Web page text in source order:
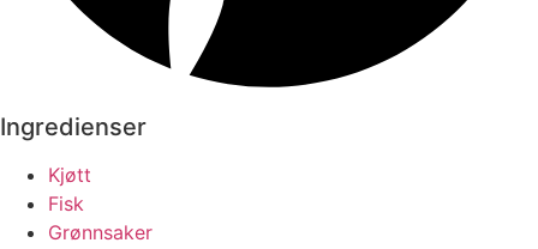
Ingredienser
Kjøtt
Fisk
Grønnsaker